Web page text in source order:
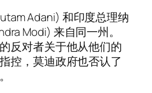
Adani) 和印度总理纳
Modi) 来自同一州。
反对者关于他从他们的
控，莫迪政府也否认了